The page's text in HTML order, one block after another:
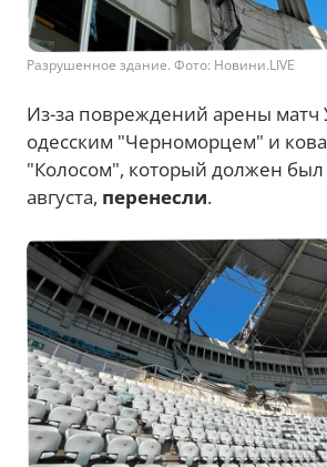
Разрушенное здание. Фото: Новини.LIVE
Из-за повреждений арены
одесским "Черноморцем" и
"Колосом", который должен был
августа, перенесли.